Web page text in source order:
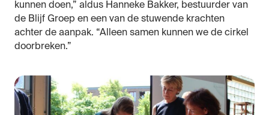
kunnen doen,” aldus Hanneke Bakker, bestuurder van
de Blijf Groep en een van de stuwende krachten
achter de aanpak. “Alleen samen kunnen we de cirkel
doorbreken.”